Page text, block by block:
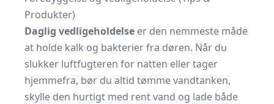
Produkter)
Daglig vedligeholdelse er den nemmeste måde
at holde kalk og bakterier fra døren. Når du
slukker luftfugteren for natten eller tager
hjemmefra, bør du altid tømme vandtanken,
skylle den hurtigt med rent vand og lade både